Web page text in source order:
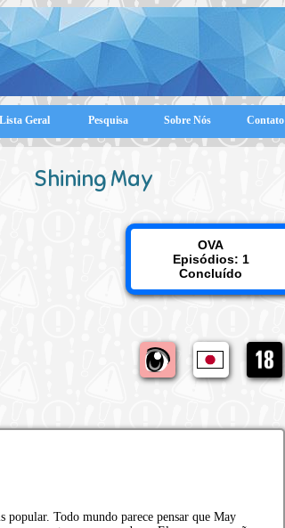
Lista Geral Pesquisa Sobre Nós Contato
Shining May
OVA
Episódios: 1
Concluído
Todo mundo parece pensar que May